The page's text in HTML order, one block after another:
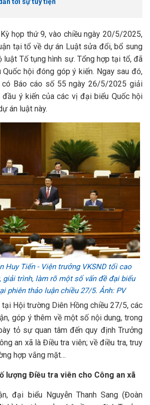
họp thứ 9, vào chiều ngày 20/5/2025,
tại tổ về dự án Luật sửa đổi, bổ sung
luật Tố tụng hình sự. Tổng hợp tại tổ, đã
hội đóng góp ý kiến. Ngay sau đó,
có Báo cáo số 55 ngày 26/5/2025 giải
ý kiến của các vị đại biểu Quốc hội
án luật này.
Huy Tiến - Viện trưởng VKSND tối cao
giải trình, làm rõ một số vấn đề đại biểu
phiên thảo luận chiều 27/5. Ảnh: PV
Hội trường Diên Hồng chiều 27/5, các
góp ý thêm về một số nội dung, trong
tỏ sự quan tâm đến quy định Trưởng
an xã là Điều tra viên; về điều tra, truy
hợp vắng mặt…
lượng Điều tra viên cho Công an xã
đại biểu Nguyễn Thanh Sang (Đoàn